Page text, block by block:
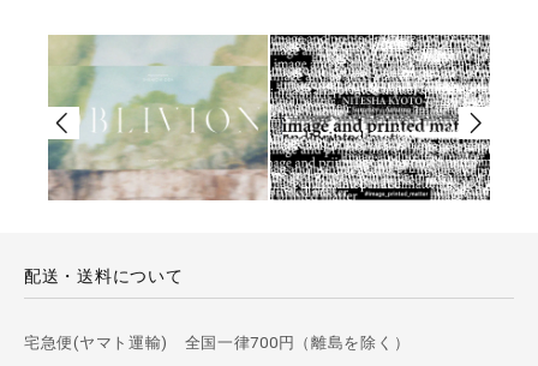
配送・送料について
宅急便(ヤマト運輸) 全国一律700円（離島を除く）